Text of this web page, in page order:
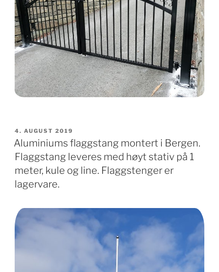
PUBLISERT
4. AUGUST 2019
Aluminiums flaggstang montert i Bergen.
Flaggstang leveres med høyt stativ på 1
meter, kule og line. Flaggstenger er
lagervare.